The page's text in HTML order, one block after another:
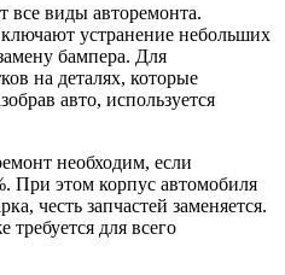
все виды авторемонта.
устранение небольших
бампера. Для
на деталях, которые
авто, используется
необходим, если
При этом корпус автомобиля
честь запчастей заменяется.
требуется для всего